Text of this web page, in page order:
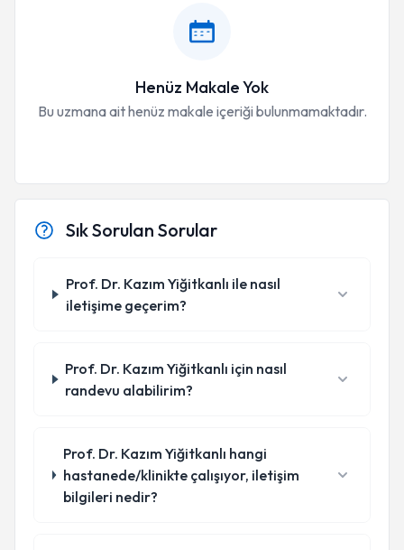
Henüz Makale Yok
Bu uzmana ait henüz makale içeriği bulunmamaktadır.
Sık Sorulan Sorular
Prof. Dr. Kazım Yiğitkanlı ile nasıl
iletişime geçerim?
Prof. Dr. Kazım Yiğitkanlı için nasıl
randevu alabilirim?
Prof. Dr. Kazım Yiğitkanlı hangi
hastanede/klinikte çalışıyor, iletişim
bilgileri nedir?